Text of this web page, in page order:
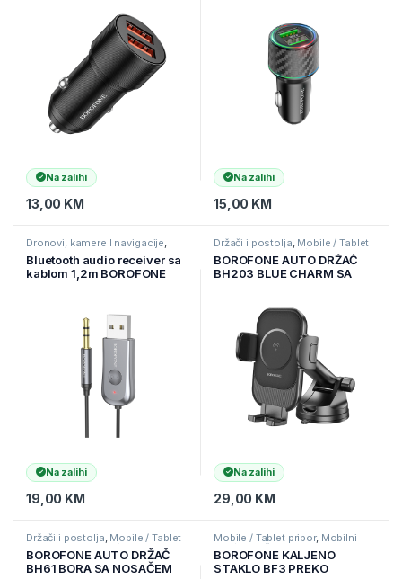
Na zalihi
13,00 KM
Na zalihi
15,00 KM
Dronovi, kamere I navigacije,
Navigacije i auto-oprema
Oprema za auto
Bluetooth audio receiver sa
kablom 1,2m BOROFONE
Na zalihi
19,00 KM
Držači i postolja, Mobile / Tablet
Mobilni Uređaji
BOROFONE AUTO DRŽAČ
BH203 BLUE CHARM SA
STAKLA CRNE BOJE
Na zalihi
29,00 KM
Držači i postolja, Mobile / Tablet
BOROFONE AUTO DRŽAČ
BH61 BORA SA NOSAČEM
Mobile / Tablet pribor, Mobilni
Zaštitne maske i coveri
BOROFONE KALJENO
STAKLO BF3 PREKO